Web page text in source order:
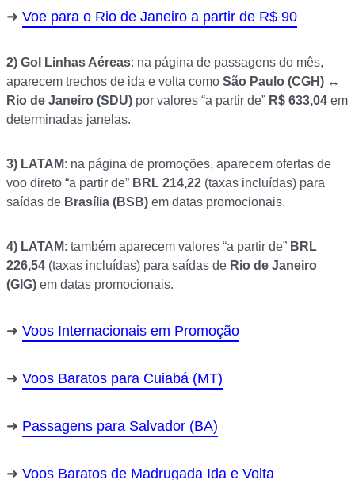
Voe para o Rio de Janeiro a partir de R$ 90
2) Gol Linhas Aéreas: na página de passagens do mês,
aparecem trechos de ida e volta como São Paulo (CGH) ↔
Rio de Janeiro (SDU) por valores “a partir de” R$ 633,04 em
determinadas janelas.
3) LATAM: na página de promoções, aparecem ofertas de
voo direto “a partir de” BRL 214,22 (taxas incluídas) para
saídas de Brasília (BSB) em datas promocionais.
4) LATAM: também aparecem valores “a partir de” BRL
226,54 (taxas incluídas) para saídas de Rio de Janeiro
(GIG) em datas promocionais.
Voos Internacionais em Promoção
Voos Baratos para Cuiabá (MT)
Passagens para Salvador (BA)
Voos Baratos de Madrugada Ida e Volta